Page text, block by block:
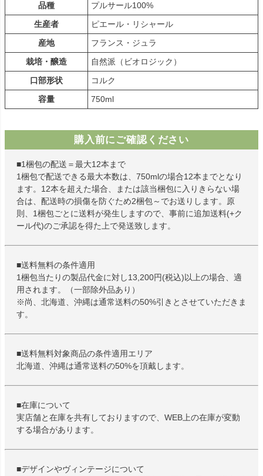
品種
プルサール100%
生産者
ピエール・リシャール
産地
フランス・ジュラ
栽培・醸造
自然派（ビオロジック）
口部形状
コルク
容量
750ml
購入前にご確認ください
■1梱包の配送＝最大12本まで
1梱包で配送できる最大本数は、750mlの場合12本までとなり
ます。12本を超えた場合、または該当梱包に入りきらない場
合は、配送時の損傷を防ぐため2梱包～でお送りします。原
則、1梱包ごとに送料が発生しますので、事前に追加送料(+ク
ール代)のご承認を得た上で発送致します。
■送料無料の条件適用
1梱包当たりの製品代金に対し13,200円(税込)以上の場合、適
用されます。（一部除外品あり）
※尚、北海道、沖縄は通常送料の50%引きとさせていただきま
す。
■送料無料対象商品の条件適用エリア
北海道、沖縄は通常送料の50%を頂戴します。
■在庫について
実店舗と在庫を共有しておりますので、WEB上の在庫が変動
する場合があります。
■デザインやヴィンテージについて